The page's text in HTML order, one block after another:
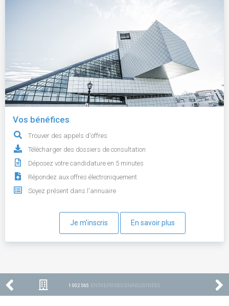
Vos bénéfices
Trouver des appels d'offres
Télécharger des dossiers de consultation
Déposez votre candidature en 5 minutes
Répondez aux offres électroniquement
Soyez présent dans l'annuaire
Je m'inscris En savoir plus
1 002 565 ENTREPRISES ENREGISTRÉES